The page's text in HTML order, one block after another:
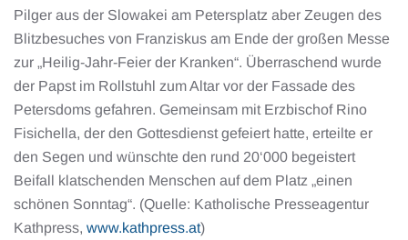
Pilger aus der Slowakei am Petersplatz aber Zeugen des
Blitzbesuches von Franziskus am Ende der großen Messe
zur „Heilig-Jahr-Feier der Kranken“. Überraschend wurde
der Papst im Rollstuhl zum Altar vor der Fassade des
Petersdoms gefahren. Gemeinsam mit Erzbischof Rino
Fisichella, der den Gottesdienst gefeiert hatte, erteilte er
den Segen und wünschte den rund 20‘000 begeistert
Beifall klatschenden Menschen auf dem Platz „einen
schönen Sonntag“. (Quelle: Katholische Presseagentur
Kathpress, www.kathpress.at)